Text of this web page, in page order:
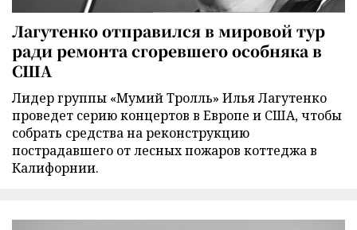
Лагутенко отправился в мировой тур
ради ремонта сгоревшего особняка в
США
Лидер группы «Мумий Тролль» Илья Лагутенко
проведет серию концертов в Европе и США, чтобы
собрать средства на реконструкцию
пострадавшего от лесных пожаров коттеджа в
Калифорнии.